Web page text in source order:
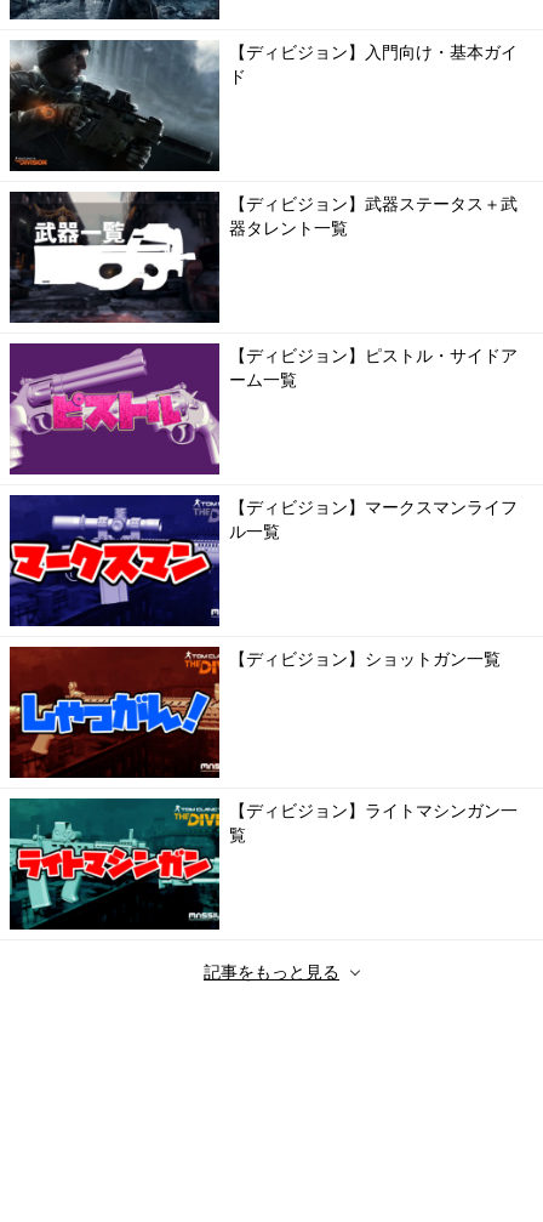
【ディビジョン】入門向け・基本ガイ
ド
【ディビジョン】武器ステータス＋武
器タレント一覧
【ディビジョン】ピストル・サイドア
ーム一覧
【ディビジョン】マークスマンライフ
ル一覧
【ディビジョン】ショットガン一覧
【ディビジョン】ライトマシンガン一
覧
記事をもっと見る